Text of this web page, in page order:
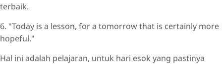
terbaik.
6. "Today is a lesson, for a tomorrow that is certainly more
hopeful."
Hal ini adalah pelajaran, untuk hari esok yang pastinya